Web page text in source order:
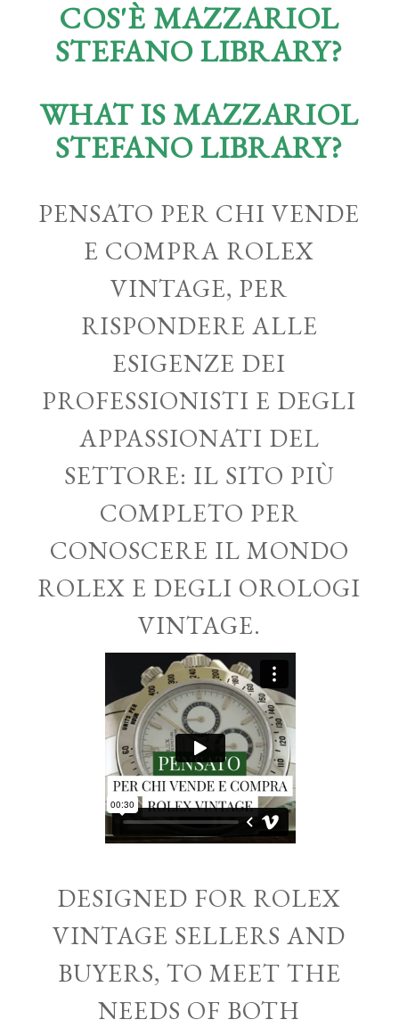
COS'È MAZZARIOL
STEFANO LIBRARY?
WHAT IS MAZZARIOL
STEFANO LIBRARY?
PENSATO PER CHI VENDE
E COMPRA ROLEX
VINTAGE, PER
RISPONDERE ALLE
ESIGENZE DEI
PROFESSIONISTI E DEGLI
APPASSIONATI DEL
SETTORE: IL SITO PIÙ
COMPLETO PER
CONOSCERE IL MONDO
ROLEX E DEGLI OROLOGI
VINTAGE.
DESIGNED FOR ROLEX
VINTAGE SELLERS AND
BUYERS, TO MEET THE
NEEDS OF BOTH